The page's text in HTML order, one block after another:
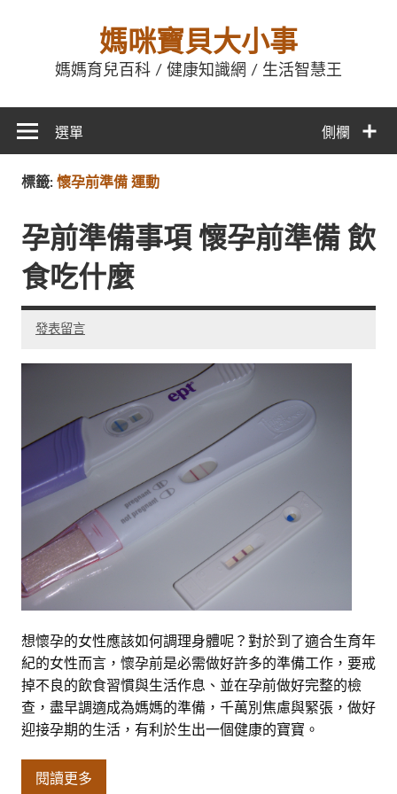
媽咪寶貝大小事
媽媽育兒百科 / 健康知識網 / 生活智慧王
側欄
選單
標籤: 懷孕前準備 運動
孕前準備事項 懷孕前準備 飲
食吃什麼
發表留言
想懷孕的女性應該如何調理身體呢？對於到了適合生育年
紀的女性而言，懷孕前是必需做好許多的準備工作，要戒
掉不良的飲食習慣與生活作息、並在孕前做好完整的檢
查，盡早調適成為媽媽的準備，千萬別焦慮與緊張，做好
迎接孕期的生活，有利於生出一個健康的寶寶。
閱讀更多